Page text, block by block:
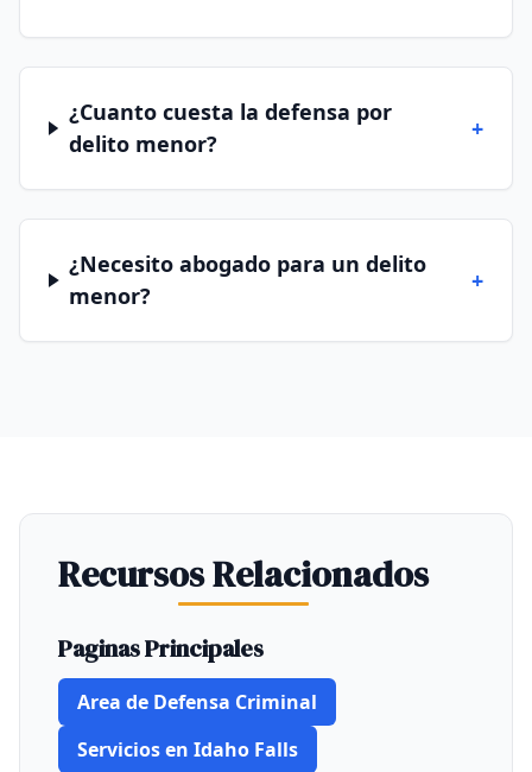
¿Cuanto cuesta la defensa por
delito menor?
+
¿Necesito abogado para un delito
menor?
+
Recursos Relacionados
Paginas Principales
Area de Defensa Criminal
Servicios en Idaho Falls